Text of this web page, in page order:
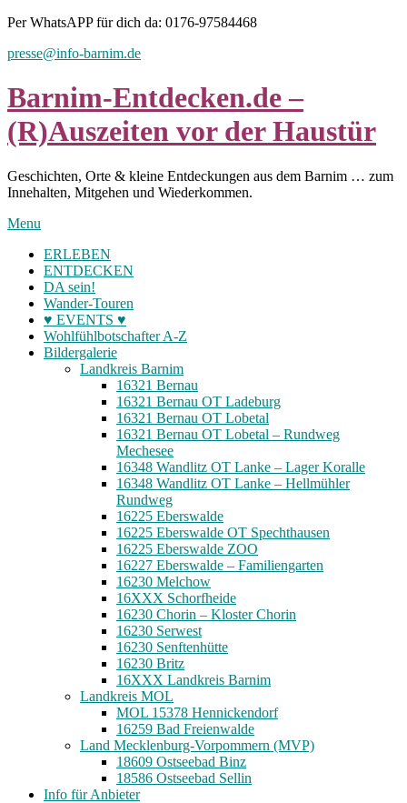
Skip
content
Per WhatsAPP für dich da: 0176-97584468
presse@info-barnim.de
Barnim-Entdecken.de –
(R)Auszeiten vor der Haustür
Geschichten, Orte & kleine Entdeckungen aus dem Barnim … zum
Innehalten, Mitgehen und Wiederkommen.
Menu
ERLEBEN
ENTDECKEN
DA sein!
Wander-Touren
♥ EVENTS ♥
Wohlfühlbotschafter A-Z
Bildergalerie
Landkreis Barnim
16321 Bernau
16321 Bernau OT Ladeburg
16321 Bernau OT Lobetal
16321 Bernau OT Lobetal – Rundweg
Mechesee
16348 Wandlitz OT Lanke – Lager Koralle
16348 Wandlitz OT Lanke – Hellmühler
Rundweg
16225 Eberswalde
16225 Eberswalde OT Spechthausen
16225 Eberswalde ZOO
16227 Eberswalde – Familiengarten
16230 Melchow
16XXX Schorfheide
16230 Chorin – Kloster Chorin
16230 Serwest
16230 Senftenhütte
16230 Britz
16XXX Landkreis Barnim
Landkreis MOL
MOL 15378 Hennickendorf
16259 Bad Freienwalde
Land Mecklenburg-Vorpommern (MVP)
18609 Ostseebad Binz
18586 Ostseebad Sellin
Info für Anbieter